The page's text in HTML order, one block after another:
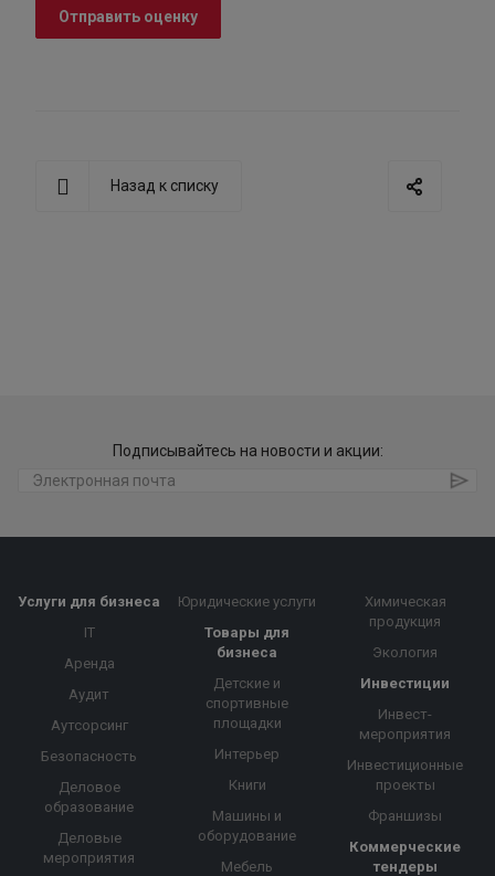
Отправить оценку
Назад к списку
Подписывайтесь на новости и акции:
Услуги для бизнеса
IT
Аренда
Аудит
Аутсорсинг
Безопасность
Деловое
образование
Деловые
мероприятия
Юридические услуги
Товары для
бизнеса
Детские и
спортивные
площадки
Интерьер
Книги
Машины и
оборудование
Мебель
Химическая
продукция
Экология
Инвестиции
Инвест-
мероприятия
Инвестиционные
проекты
Франшизы
Коммерческие
тендеры